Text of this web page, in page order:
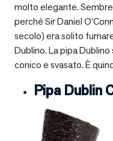
molto elegante.
perché Sir Daniel
secolo) era solito
Dublino. La pipa
conico e svasato. È
Pipa Dublin